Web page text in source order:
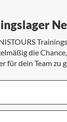
die
für dein Team zu